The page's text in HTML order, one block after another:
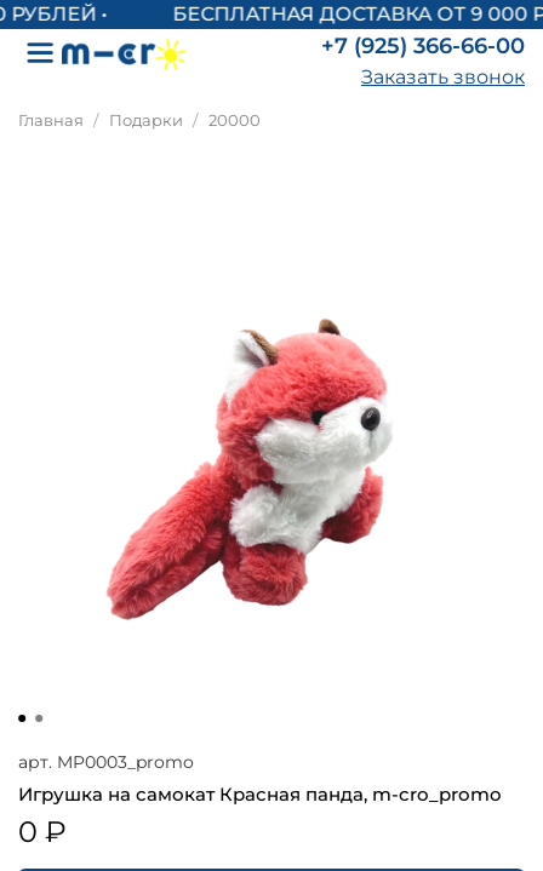
БЕСПЛАТНАЯ ДОСТАВКА ОТ 9 000
+7 (925) 366-66-00
Заказать звонок
Главная Подарки 20000
арт. MP0003_promo
Игрушка на самокат Красная панда, m-cro_promo
0 ₽